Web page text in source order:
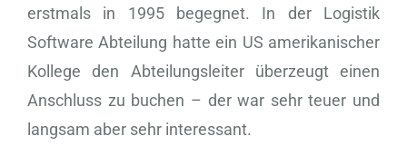
erstmals in 1995 begegnet. In der Logistik
Software Abteilung hatte ein US amerikanischer
Kollege den Abteilungsleiter überzeugt einen
Anschluss zu buchen – der war sehr teuer und
langsam aber sehr interessant.